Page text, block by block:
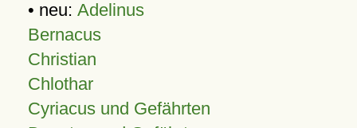
• neu: Adelinus
Bernacus
Christian
Chlothar
Cyriacus und Gefährten